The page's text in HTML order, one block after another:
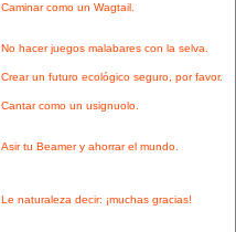
Caminar como un Wagtail.
No hacer juegos malabares con la selva.
Crear un futuro ecológico seguro, por favor.
Cantar como un usignuolo.
Asir tu Beamer y ahorrar el mundo.
Le naturaleza decir: ¡muchas gracias!